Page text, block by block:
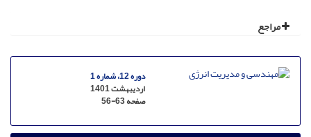
مراجع
دوره 12، شماره 1
اردیبهشت 1401
صفحه56-63